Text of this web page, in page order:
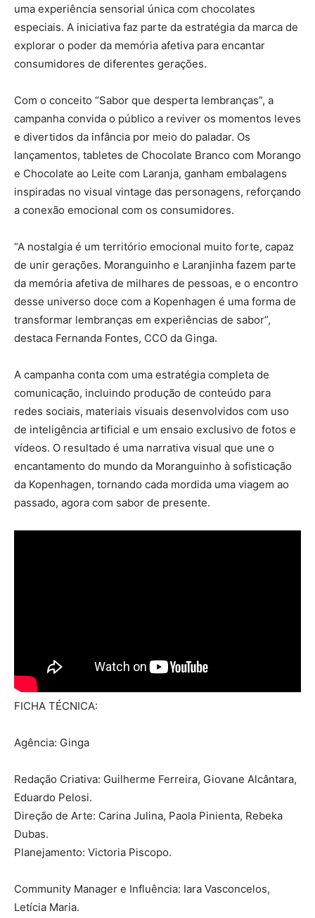
uma experiência sensorial única com chocolates
especiais. A iniciativa faz parte da estratégia da marca de
explorar o poder da memória afetiva para encantar
consumidores de diferentes gerações.
Com o conceito “Sabor que desperta lembranças”, a
campanha convida o público a reviver os momentos leves
e divertidos da infância por meio do paladar. Os
lançamentos, tabletes de Chocolate Branco com Morango
e Chocolate ao Leite com Laranja, ganham embalagens
inspiradas no visual vintage das personagens, reforçando
a conexão emocional com os consumidores.
“A nostalgia é um território emocional muito forte, capaz
de unir gerações. Moranguinho e Laranjinha fazem parte
da memória afetiva de milhares de pessoas, e o encontro
desse universo doce com a Kopenhagen é uma forma de
transformar lembranças em experiências de sabor”,
destaca Fernanda Fontes, CCO da Ginga.
A campanha conta com uma estratégia completa de
comunicação, incluindo produção de conteúdo para
redes sociais, materiais visuais desenvolvidos com uso
de inteligência artificial e um ensaio exclusivo de fotos e
vídeos. O resultado é uma narrativa visual que une o
encantamento do mundo da Moranguinho à sofisticação
da Kopenhagen, tornando cada mordida uma viagem ao
passado, agora com sabor de presente.
FICHA TÉCNICA:
Agência: Ginga
Redação Criativa: Guilherme Ferreira, Giovane Alcântara,
Eduardo Pelosi.
Direção de Arte: Carina Julina, Paola Pinienta, Rebeka
Dubas.
Planejamento: Victoria Piscopo.
Community Manager e Influência: Iara Vasconcelos,
Letícia Maria.